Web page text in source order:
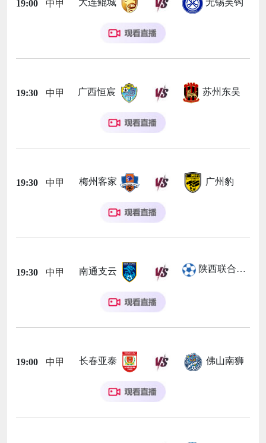
19:00 中甲 大连鲲城 无锡吴钩
19:30 中甲 广西恒宸 苏州东吴
19:30 中甲 梅州客家 广州豹
19:30 中甲 南通支云 陕西联合月亮泊队
19:00 中甲 长春亚泰 佛山南狮